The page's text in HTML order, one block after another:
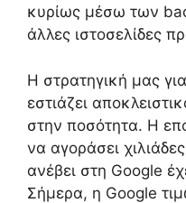
κυρίως μέσω των
άλλες ιστοσελίδες
Η στρατηγική μας
εστιάζει
στην ποσότητα. Η
να αγοράσει
ανέβει στη Google
Σήμερα, η Google